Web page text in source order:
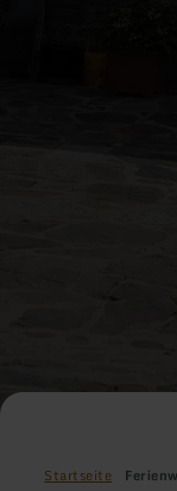
Startseite